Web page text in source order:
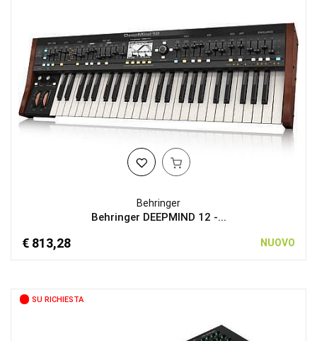
Behringer
Behringer DEEPMIND 12 -...
€ 813,28 NUOVO
SU RICHIESTA